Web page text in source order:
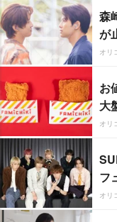
森
が
オリ
お
大
オリ
フ
オリ